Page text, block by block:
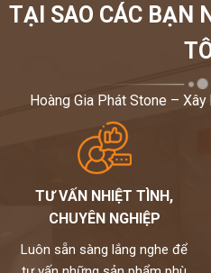
TẠI SAO CÁC BẠN
Hoàng Gia Phát Stone –
TƯ VẤN NHIỆT TÌNH,
CHUYÊN NGHIỆP
Luôn sẵn sàng lắng nghe để